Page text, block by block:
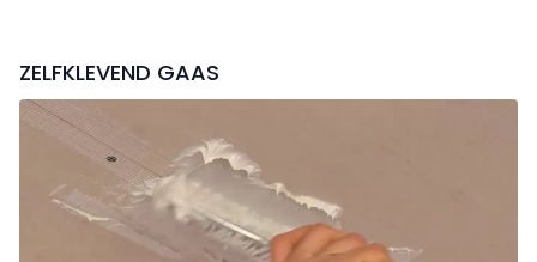
ZELFKLEVEND GAAS